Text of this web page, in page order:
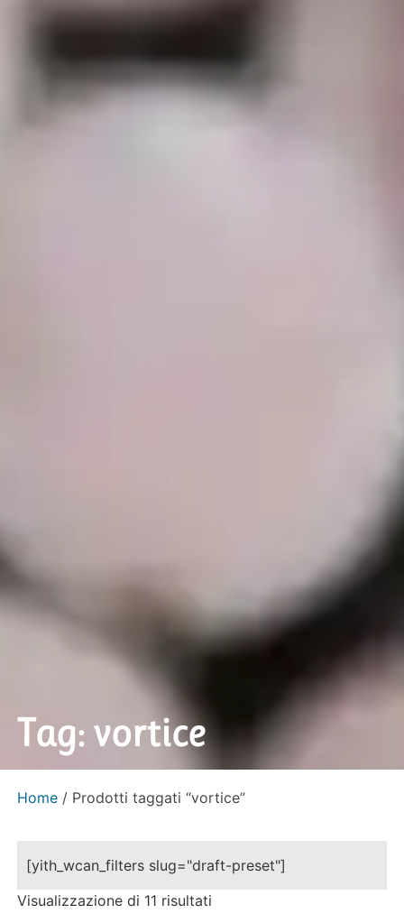
Tag: vortice
Home/ Prodotti taggati “vortice”
[yith_wcan_filters slug="draft-preset"]
Visualizzazione di 11 risultati